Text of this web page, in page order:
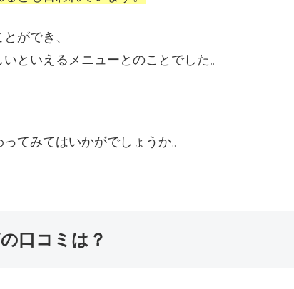
ができ、
といえるメニューとのことでした。
てみてはいかがでしょうか。
口コミは？